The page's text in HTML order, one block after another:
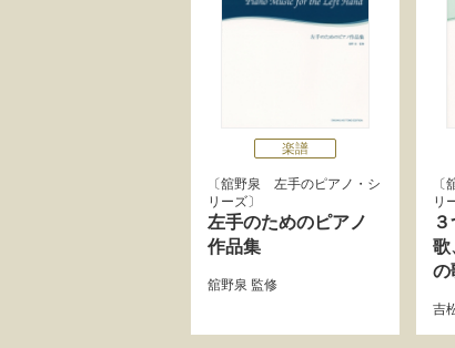
楽譜
舘野泉 左手のピアノ・シ
リーズ
左手のためのピアノ
作品集
舘野泉 監修
リ
歌
の
吉